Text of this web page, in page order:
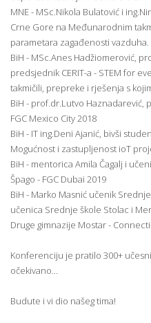
MNE - MSc.Nikola Bulatović i
Crne Gore na Međunarodnim
parametara zagađenosti vazduha.
BiH - MSc.Anes Hadžiomerović,
predsjednik CERIT-a - STEM for
takmičili, prepreke i rješenja s
BiH - prof.dr.Lutvo Haznadarević,
FGC Mexico City 2018
BiH - IT ing.Deni Ajanić, bivši
Mogućnost i zastupljenost ioT
BiH - mentorica Amila Čagalj i
Špago - FGC Dubai 2019
BiH - Marko Masnić učenik
učenica Srednje škole Stolac i
Druge gimnazije Mostar -
Konferenciju je pratilo 300+
očekivano...
Budute i vi dio našeg tima!